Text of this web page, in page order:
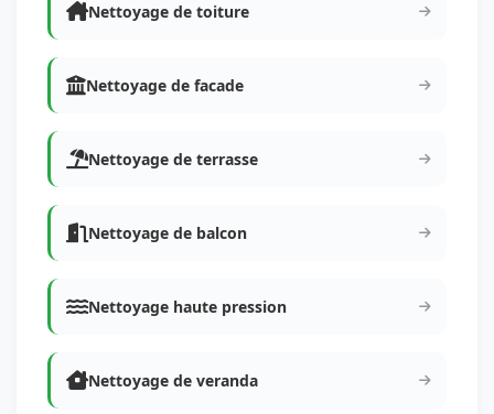
Nettoyage de toiture
Nettoyage de facade
Nettoyage de terrasse
Nettoyage de balcon
Nettoyage haute pression
Nettoyage de veranda